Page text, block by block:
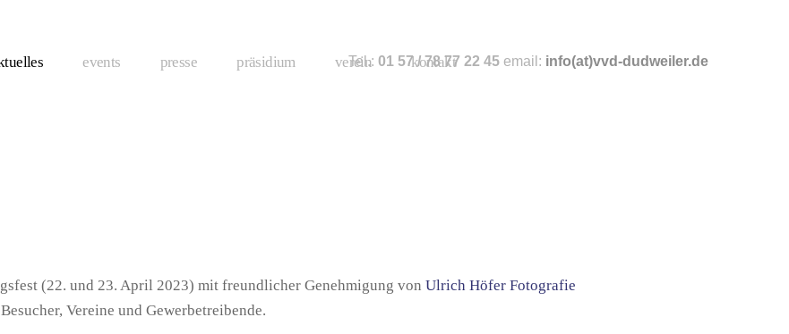
events presse präsidium verein kontakt
Tel.: 01 57 / 78 77 22 45 email: info(at)vvd-dudweiler.de
(22. und 23. April 2023) mit freundlicher Genehmigung von Ulrich Höfer Fotografie
Vereine und Gewerbetreibende.